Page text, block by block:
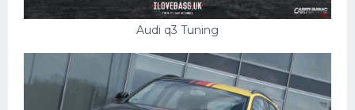
Audi q3 Tuning